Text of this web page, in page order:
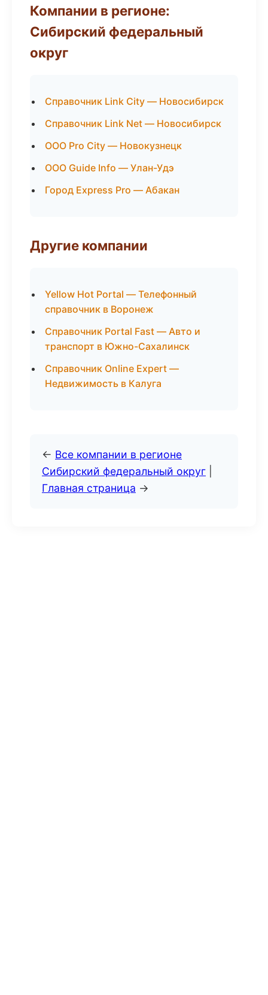
Компании в регионе:
Сибирский федеральный
округ
Справочник Link City — Новосибирск
Справочник Link Net — Новосибирск
ООО Pro City — Новокузнецк
ООО Guide Info — Улан-Удэ
Город Express Pro — Абакан
Другие компании
Yellow Hot Portal — Телефонный
справочник в Воронеж
Справочник Portal Fast — Авто и
транспорт в Южно-Сахалинск
Справочник Online Expert —
Недвижимость в Калуга
← Все компании в регионе
Сибирский федеральный округ
Главная страница →